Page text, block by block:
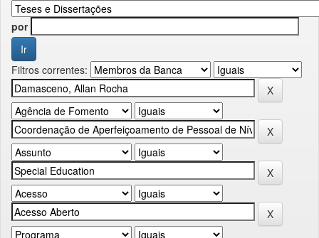
por
Filtros correntes: